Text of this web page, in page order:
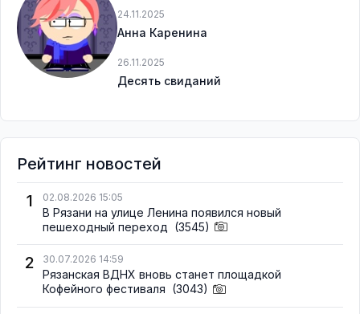
24.11.2025
Анна Каренина
26.11.2025
Десять свиданий
Рейтинг новостей
1
02.08.2026 15:05
В Рязани на улице Ленина появился новый
пешеходный переход (3545)
2 30.07.2026 14:59
Рязанская ВДНХ вновь станет площадкой
Кофейного фестиваля (3043)